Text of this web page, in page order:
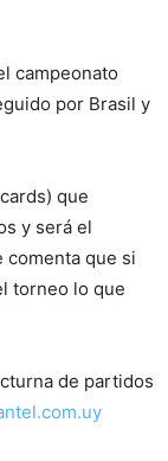
campeonato
por Brasil y
que
y será el
comenta que si
torneo lo que
de partidos